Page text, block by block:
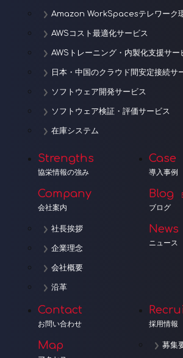
Amazon WorkSpacesテレワーク
AWSコスト最適化サービス
AWSトレーニング・内製化支援サー
日本・中国のクラウド間安定接続サ
ソフトウェア開発サービス
ソフトウェア検証・評価サービス
在庫システム
Strengths
協栄情報の強み
Company
会社案内
社長挨拶
企業理念
会社概要
沿革
Case
導入事例
Blog
ブログ
News
ニュース
Contact
お問い合わせ
Map
採用情報
募集